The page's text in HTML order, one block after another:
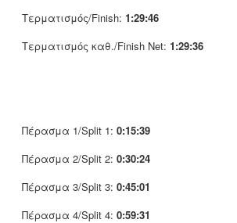
Τερματισμός/Finish: 1:29:46
Τερματισμός καθ./Finish Net: 1:29:36
Πέρασμα 1/Split 1: 0:15:39
Πέρασμα 2/Split 2: 0:30:24
Πέρασμα 3/Split 3: 0:45:01
Πέρασμα 4/Split 4: 0:59:31